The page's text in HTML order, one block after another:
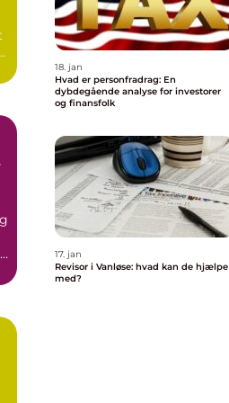
18. jan
Hvad er personfradrag: En
dybdegående analyse for investorer
og finansfolk
17. jan
Revisor i Vanløse: hvad kan de hjælpe
med?